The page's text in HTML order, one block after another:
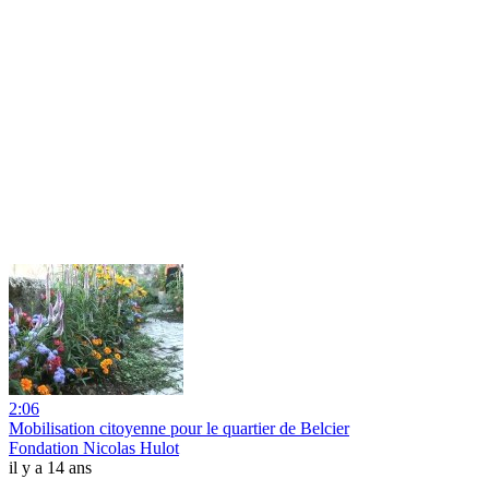
2:06
Mobilisation citoyenne pour le quartier de Belcier
Fondation Nicolas Hulot
il y a 14 ans